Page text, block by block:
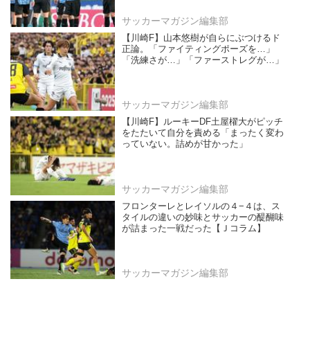
サッカーマガジン編集部
【川崎F】山本悠樹が自らにぶつけるド
正論。「ファイティングポーズを…」
「洗練さが…」「ファーストレグが…」
サッカーマガジン編集部
【川崎F】ルーキーDF土屋櫂大がピッチ
をたたいて自分を責める「まったく変わ
っていない。詰めが甘かった」
サッカーマガジン編集部
フロンターレとレイソルの４−４は、ス
タイルの違いの妙味とサッカーの醍醐味
が詰まった一戦だった【Ｊコラム】
サッカーマガジン編集部